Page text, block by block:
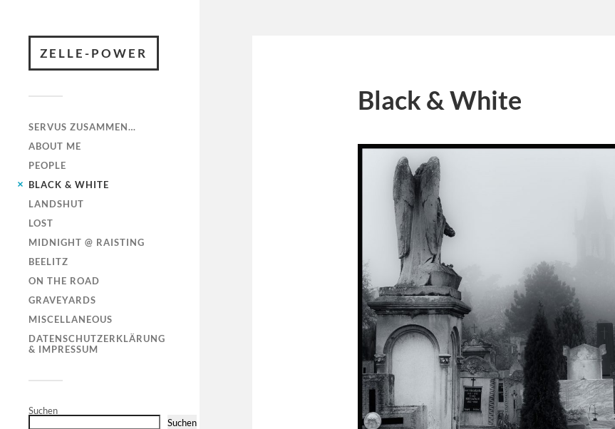
ZELLE-POWER
SERVUS ZUSAMMEN…
ABOUT ME
PEOPLE
BLACK & WHITE
LANDSHUT
LOST
MIDNIGHT @ RAISTING
BEELITZ
ON THE ROAD
GRAVEYARDS
MISCELLANEOUS
DATENSCHUTZERKLÄRUNG
& IMPRESSUM
Suchen
Suchen
Black & White